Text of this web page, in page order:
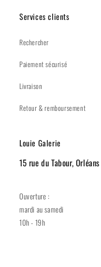
Services clients
Rechercher
Paiement sécurisé
Livraison
Retour & remboursement
Louie Galerie
15 rue du Tabour, Orléans
Ouverture :
mardi au samedi
10h - 19h